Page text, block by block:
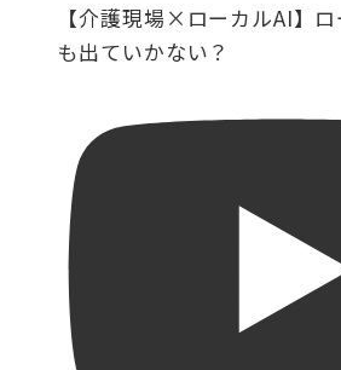
【介護現場×ローカルAI】
も出ていかない？